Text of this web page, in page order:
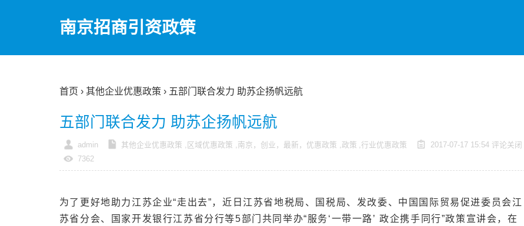
南京招商引资政策
首页 › 其他企业优惠政策 › 五部门联合发力 助苏企扬帆远航
五部门联合发力 助苏企扬帆远航
admin 其他企业优惠政策 区域优惠政策 南京，创业，最新，优惠政策 政策 ,行业优惠政策 2017-07-17 15:54 评论关闭
7362
为了更好地助力江苏企业“走出去”，近日江苏省地税局、国税局、发改委、中国国际贸易促进委员会江
苏省分会、国家开发银行江苏省分行等5部门共同举办“服务‘一带一路’ 政企携手同行”政策宣讲会，在